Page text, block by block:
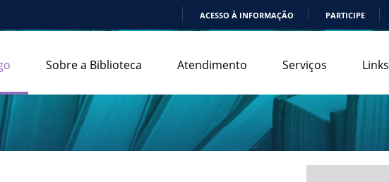
ACESSO À INFORMAÇÃO PARTICIPE
Sobre a Biblioteca Atendimento Serviços Links